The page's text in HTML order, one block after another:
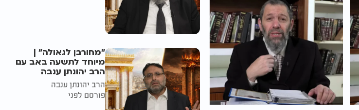
"מחורבן לגאולה" |
מיוחד לתשעה באב עם
הרב יהונתן ענבה
הרב יהונתן ענבה
פורסם לפני